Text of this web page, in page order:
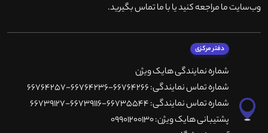
وب‌سایت ما مراجعه کنید یا با ما تماس بگیرید.
دفتر مرکزی
شماره نمایندگی هایک ویژن
شماره تماس نمایندگی: 66764266-66764236-66764257
شماره تماس نمایندگی: 66735544-66739116-66739127
پشتیبانی هایک ویژن: 09901200130